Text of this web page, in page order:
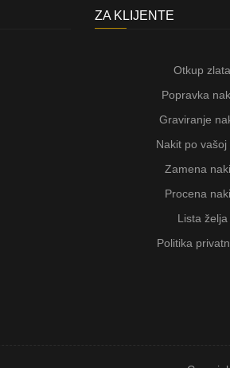
ZA KLIJENTE
Otkup zlata
Popravka
Graviranje
Nakit po vašoj
Zamena
Procena
Lista želja
Politika